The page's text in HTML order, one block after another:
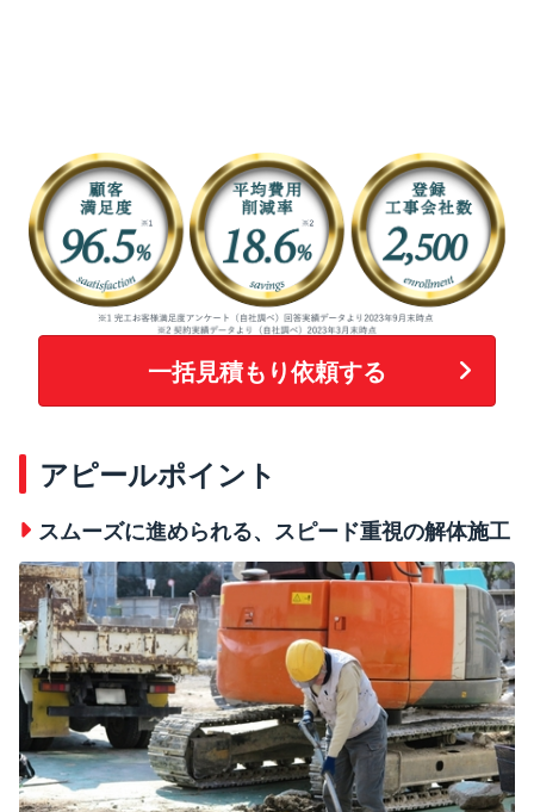
一括見積もり依頼する
アピールポイント
スムーズに進められる、スピード重視の解体施工